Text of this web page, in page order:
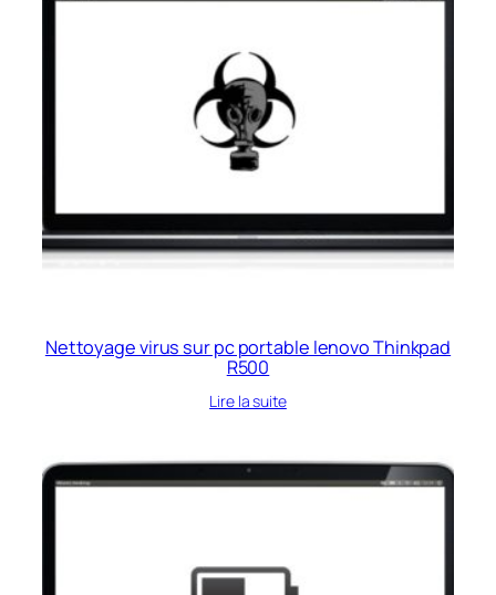
Nettoyage virus sur pc portable lenovo Thinkpad
R500
Lire la suite